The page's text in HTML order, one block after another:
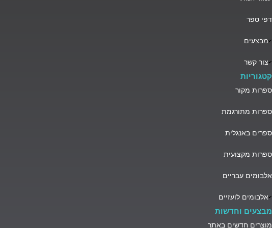
דפי ספר
מבצעים
צור קשר
קטגוריות
ספרות מקור
ספרות מתורגמת
ספרים באנגלית
ספרות מקצועית
אלבומים עבריים
אלבומים לועזיים
מבצעים וחדשות
מוצרים חדשים באתר